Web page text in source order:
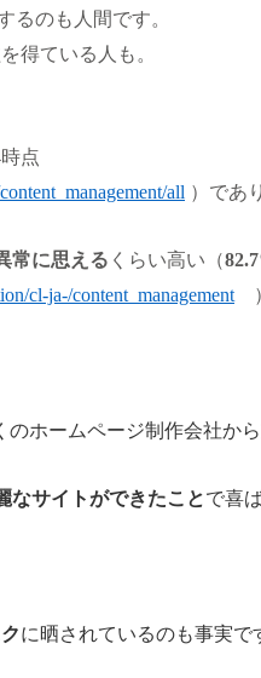
のも人間です。
得ている人も。
時点
all ）であり
常に思える くらい高い（
cl-ja-/content_management
のホームページ制作会社か
なサイトができたことで喜
に晒されているのも事実で